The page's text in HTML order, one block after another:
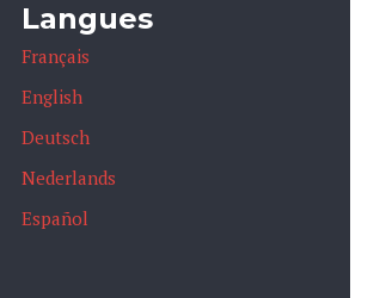
Langues
Français
English
Deutsch
Nederlands
Español